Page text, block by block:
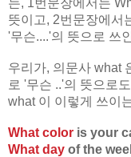
뜻이고, 2번문장에서
'무슨....'의 뜻으로 쓰
우리가, 의문사 what
로 '무슨 ..'의 뜻으로
what 이 이렇게 쓰이
What color is your
What day of the